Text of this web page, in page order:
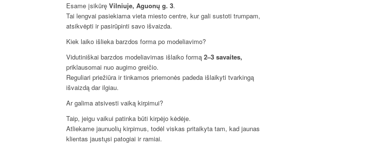
Esame įsikūręVilniuje, Aguonų g. 3.
Tai lengvai pasiekiama vieta miesto centre, kur gali sustoti trumpam,
atsikvėpti ir pasirūpinti savo išvaizda.
Kiek laiko išlieka barzdos forma po modeliavimo?
Vidutiniškai barzdos modeliavimas išlaiko formą2–3 savaites,
priklausomai nuo augimo greičio.
Reguliari priežiūra ir tinkamos priemonės padeda išlaikyti tvarkingą
išvaizdą dar ilgiau.
Ar galima atsivesti vaiką kirpimui?
Taip, jeigu vaikui patinka būti kirpėjo kėdėje.
Atliekame jaunuolių kirpimus, todėl viskas pritaikyta tam, kad jaunas
klientas jaustųsi patogiai ir ramiai.